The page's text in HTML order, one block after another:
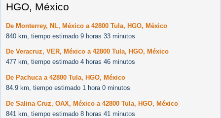
HGO, México
De Monterrey, NL, México a 42800 Tula, HGO, México
840 km, tiempo estimado 9 horas 33 minutos
De Veracruz, VER, México a 42800 Tula, HGO, México
477 km, tiempo estimado 4 horas 46 minutos
De Pachuca a 42800 Tula, HGO, México
84.9 km, tiempo estimado 1 hora 0 minutos
De Salina Cruz, OAX, México a 42800 Tula, HGO, México
841 km, tiempo estimado 8 horas 41 minutos